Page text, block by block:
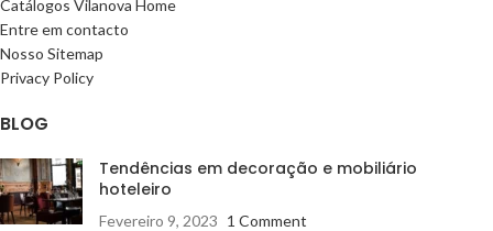
Catálogos Vilanova Home
Entre em contacto
Nosso Sitemap
Privacy Policy
BLOG
Tendências em decoração e mobiliário
hoteleiro
Fevereiro 9, 2023 1 Comment